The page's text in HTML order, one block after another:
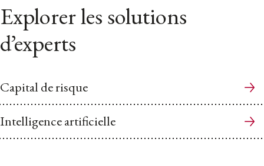
Explorer les solutions
d’experts
Capital de risque
Intelligence artificielle